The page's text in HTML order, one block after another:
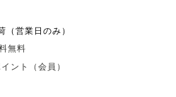
営業日のみ）
無料
ント（会員）